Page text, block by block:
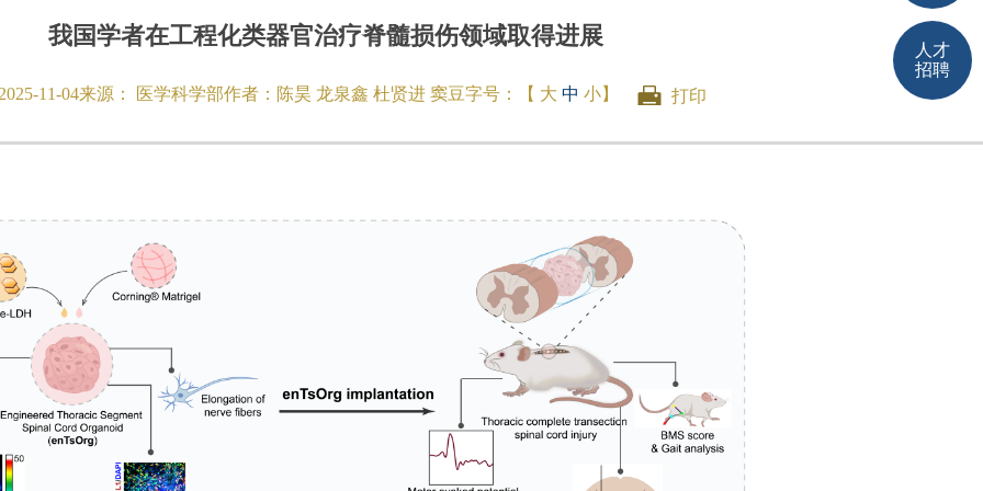
我国学者在工程化类器官治疗脊髓损伤领域取得进展
11-04来源： 医学科学部作者： 陈昊 龙泉鑫 杜贤进 窦豆字号：【 大 中 小】 打印
人才
招聘